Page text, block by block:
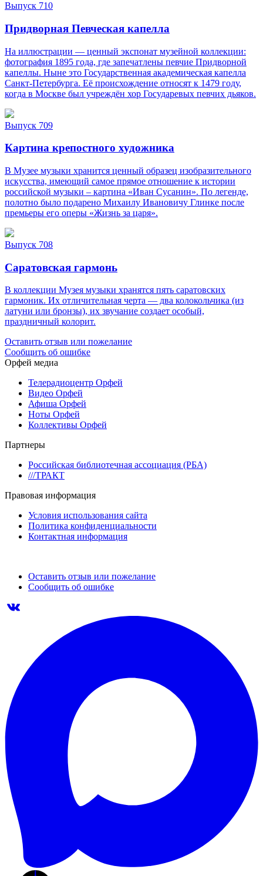
Выпуск 710
Придворная Певческая капелла
На иллюстрации — ценный экспонат музейной коллекции:
фотография 1895 года, где запечатлены певчие Придворной
капеллы. Ныне это Государственная академическая капелла
Санкт‑Петербурга. Её происхождение относят к 1479 году,
когда в Москве был учреждён хор Государевых певчих дьяков.
Выпуск 709
Картина крепостного художника
В Музее музыки хранится ценный образец изобразительного
искусства, имеющий самое прямое отношение к истории
российской музыки – картина «Иван Сусанин». По легенде,
полотно было подарено Михаилу Ивановичу Глинке после
премьеры его оперы «Жизнь за царя».
Выпуск 708
Саратовская гармонь
В коллекции Музея музыки хранятся пять саратовских
гармоник. Их отличительная черта — два колокольчика (из
латуни или бронзы), их звучание создает особый,
праздничный колорит.
Оставить отзыв или пожелание
Сообщить об ошибке
Орфей медиа
Телерадиоцентр Орфей
Видео Орфей
Афиша Орфей
Ноты Орфей
Коллективы Орфей
Партнеры
Российская библиотечная ассоциация (РБА)
///ТРАКТ
Правовая информация
Условия использования сайта
Политика конфиденциальности
Контактная информация
Оставить отзыв или пожелание
Сообщить об ошибке